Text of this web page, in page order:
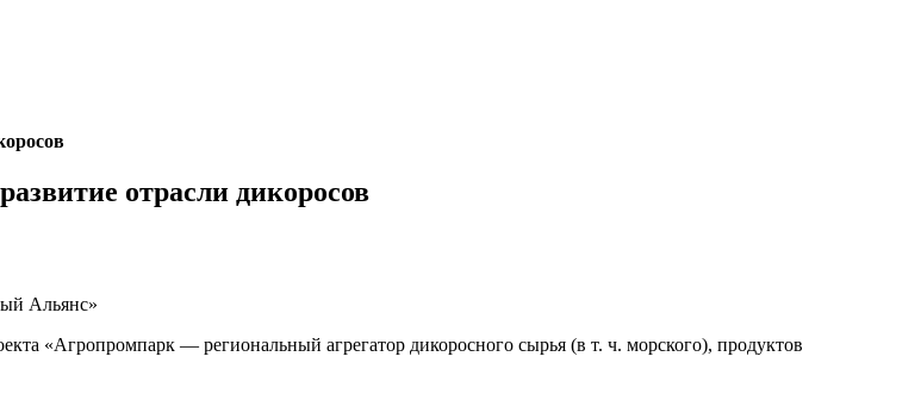
отрасли дикоросов
Альянс»
«Агропромпарк — региональный агрегатор дикоросного сырья (в т. ч. морского), продуктов